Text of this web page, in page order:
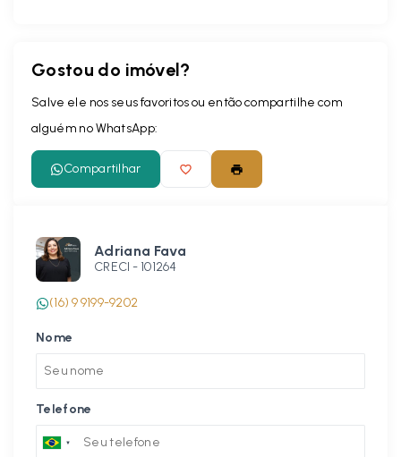
Gostou do imóvel?
Salve ele nos seus favoritos ou então compartilhe com
alguém no WhatsApp:
Compartilhar
Adriana Fava
CRECI - 101264
(16) 9 9199-9202
Nome
Telefone